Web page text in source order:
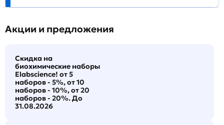
Акции и предложения
Скидка на
биохимические наборы
Elabscience! от 5
наборов - 5%, от 10
наборов - 10%, от 20
наборов - 20%. До
31.08.2026